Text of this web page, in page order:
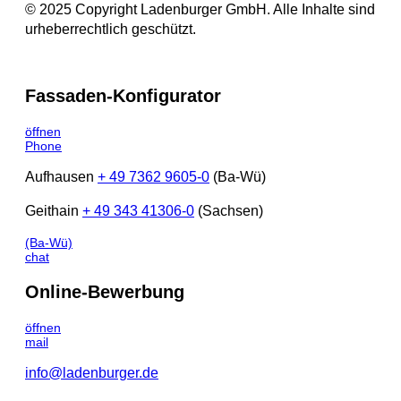
© 2025 Copyright Ladenburger GmbH. Alle Inhalte sind
urheberrechtlich geschützt.
Fassaden-Konfigurator
öffnen
Phone
Aufhausen + 49 7362 9605-0 (Ba-Wü)
Geithain + 49 343 41306-0 (Sachsen)
(Ba-Wü)
chat
Online-Bewerbung
öffnen
mail
info@ladenburger.de